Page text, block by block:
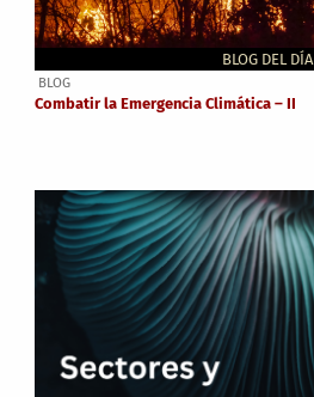
BLOG DEL DÍA
BLOG
Combatir la Emergencia Climática – II